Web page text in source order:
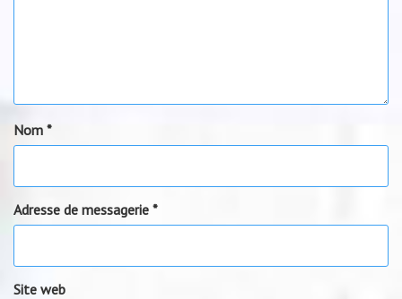
Nom *
Adresse de messagerie *
Site web